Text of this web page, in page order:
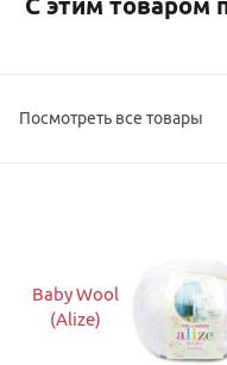
Посмотреть все товары
Baby Wool
(Alize)